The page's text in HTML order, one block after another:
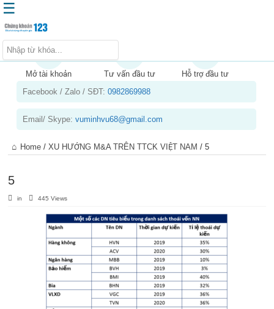
Trang chủ
Kiến thức chứng khoán
Kinh nghiệm đầu tư
Sản phẩm – dịch vụ
Chứng khoán phái sinh
☰
Mở tài khoản Tư vấn đầu tư
Hỗ trợ đầu tư
Facebook / Zalo / SĐT:0982869988
Email/ Skype:vuminhvu68@gmail.com
Home /XU HƯỚNG M&A TRÊN TTCK VIỆT NAM /5
5
in 445 Views